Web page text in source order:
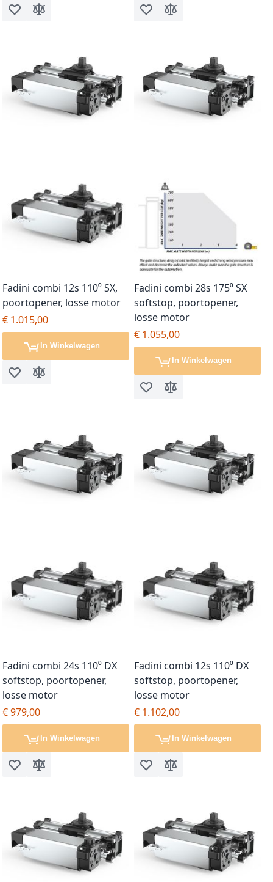
Voeg toe aan verlanglijst
Toevoegen om te vergelijkenVoeg toe aan verlanglijst
Toevoegen om te
Fadini combi 12s 110⁰ SX,
poortopener, losse motor
€ 1.015,00
In Winkelwagen
Voeg toe aan verlanglijst
Toevoegen om te vergelijken
Fadini combi 28s 175⁰ SX
softstop, poortopener,
losse motor
€ 1.055,00
In Winkelwagen
Voeg toe aan verlanglijst
Toevoegen om te
Fadini combi 24s 110⁰ DX
softstop, poortopener,
losse motor
€ 979,00
In Winkelwagen
Voeg toe aan verlanglijst
Toevoegen om te vergelijken
Fadini combi 12s 110⁰ DX
softstop, poortopener,
losse motor
€ 1.102,00
In Winkelwagen
Voeg toe aan verlanglijst
Toevoegen om te